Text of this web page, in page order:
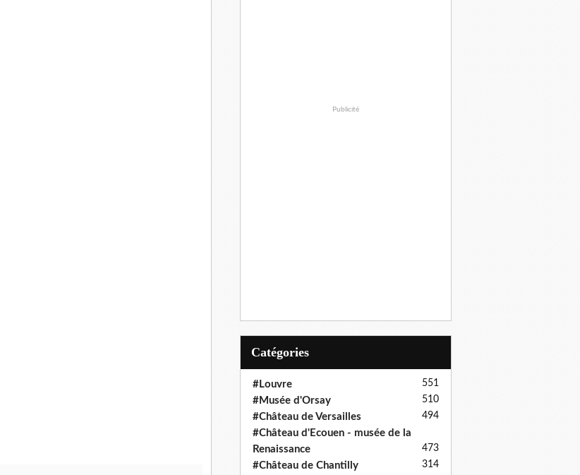
Publicité
Catégories
#Louvre 551
#Musée d'Orsay 510
#Château de Versailles 494
#Château d'Ecouen - musée de la
Renaissance
473
#Château de Chantilly 314